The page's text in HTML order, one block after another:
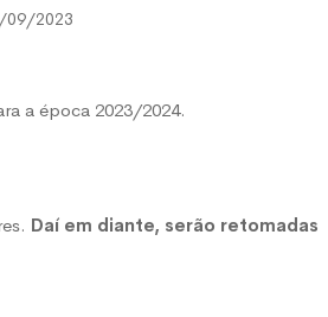
09/2023
a época 2023/2024.
Daí em diante, serão retomadas